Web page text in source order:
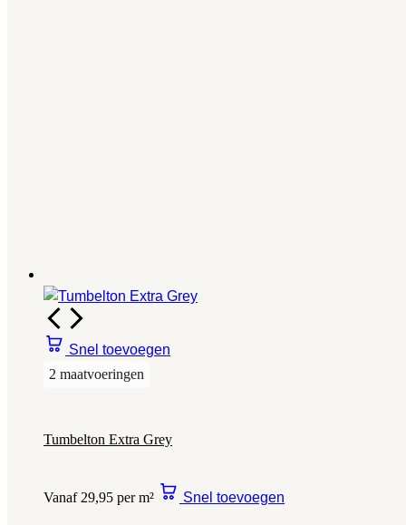
Snel toevoegen
2 maatvoeringen
Tumbelton Extra Grey
Vanaf 29,95 per m² Snel toevoegen